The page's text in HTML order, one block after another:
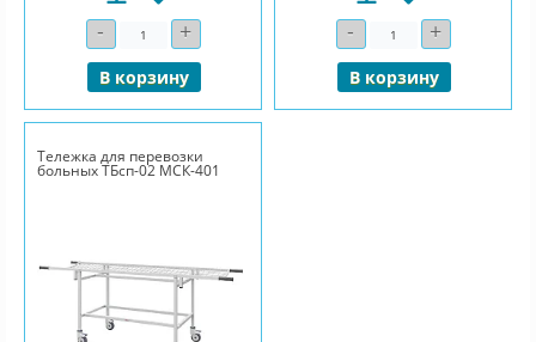
- Количество+
В корзину
- Количество+
В корзину
Тележка для перевозки
больных ТБсп-02 МСК-401